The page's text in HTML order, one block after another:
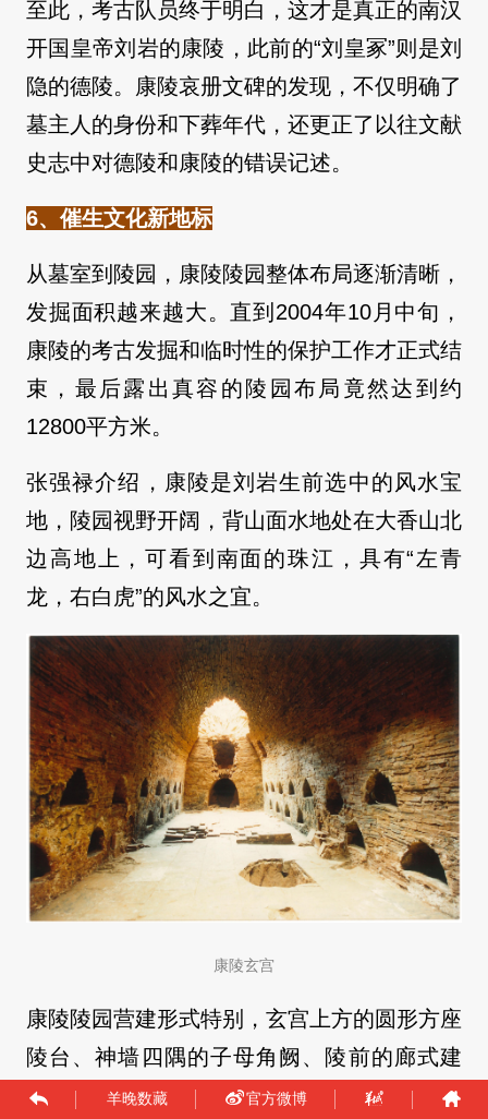
至此，考古队员终于明白，这才是真正的南汉
开国皇帝刘岩的康陵，此前的“刘皇冢”则是刘
隐的德陵。康陵哀册文碑的发现，不仅明确了
墓主人的身份和下葬年代，还更正了以往文献
史志中对德陵和康陵的错误记述。
6、催生文化新地标
从墓室到陵园，康陵陵园整体布局逐渐清晰，
发掘面积越来越大。直到2004年10月中旬，
康陵的考古发掘和临时性的保护工作才正式结
束，最后露出真容的陵园布局竟然达到约
12800平方米。
张强禄介绍，康陵是刘岩生前选中的风水宝
地，陵园视野开阔，背山面水地处在大香山北
边高地上，可看到南面的珠江，具有“左青
龙，右白虎”的风水之宜。
康陵玄宫
康陵陵园营建形式特别，玄宫上方的圆形方座
陵台、神墙四隅的子母角阙、陵前的廊式建
筑，这些都不曾在历代陵寝中出现过。
它也是
羊晚数藏 官方微博